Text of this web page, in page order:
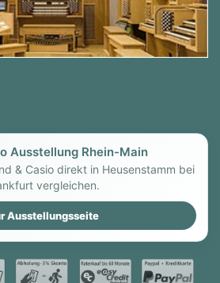
Ausstellung Rhein-Main
& Casio direkt in Heusenstamm bei
vergleichen.
Ausstellungsseite